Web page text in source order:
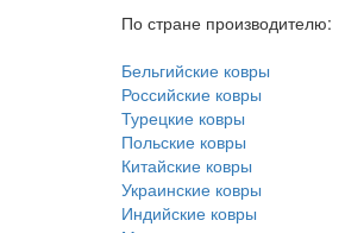
По стране производителю:
Бельгийские ковры
Российские ковры
Турецкие ковры
Польские ковры
Китайские ковры
Украинские ковры
Индийские ковры